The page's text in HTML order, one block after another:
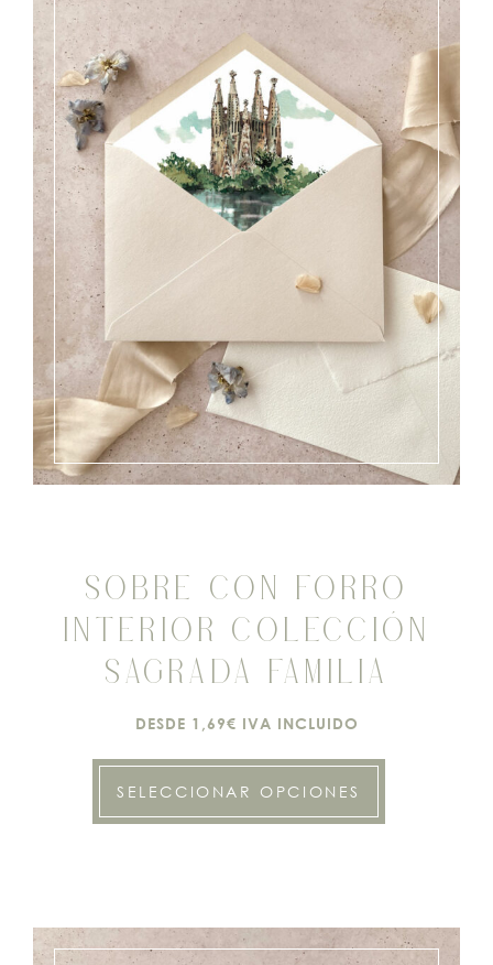
SOBRE CON FORRO
INTERIOR COLECCIÓN
SAGRADA FAMILIA
DESDE 1,69€ IVA INCLUIDO
SELECCIONAR OPCIONES